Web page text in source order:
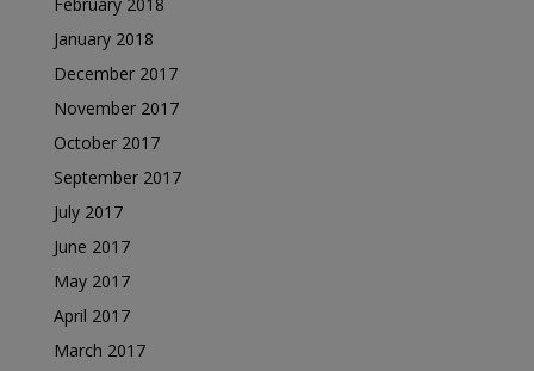
January 2018
December 2017
November 2017
October 2017
September 2017
July 2017
June 2017
May 2017
April 2017
March 2017